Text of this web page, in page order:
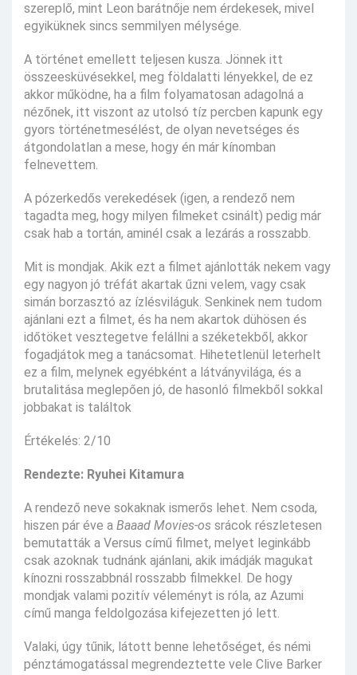
szereplő, mint Leon barátnője nem érdekesek, mivel
egyiküknek sincs semmilyen mélysége.
A történet emellett teljesen kusza. Jönnek itt
összeesküvésekkel, meg földalatti lényekkel, de ez
akkor működne, ha a film folyamatosan adagolná a
nézőnek, itt viszont az utolsó tíz percben kapunk egy
gyors történetmesélést, de olyan nevetséges és
átgondolatlan a mese, hogy én már kínomban
felnevettem.
A pózerkedős verekedések (igen, a rendező nem
tagadta meg, hogy milyen filmeket csinált) pedig már
csak hab a tortán, aminél csak a lezárás a rosszabb.
Mit is mondjak. Akik ezt a filmet ajánlották nekem vagy
egy nagyon jó tréfát akartak űzni velem, vagy csak
simán borzasztó az ízlésviláguk. Senkinek nem tudom
ajánlani ezt a filmet, és ha nem akartok dühösen és
időtöket vesztegetve felállni a széketekből, akkor
fogadjátok meg a tanácsomat. Hihetetlenül leterhelt
ez a film, melynek egyébként a látványvilága, és a
brutalitása meglepően jó, de hasonló filmekből sokkal
jobbakat is találtok
Értékelés: 2/10
Rendezte: Ryuhei Kitamura
A rendező neve sokaknak ismerős lehet. Nem csoda,
hiszen pár éve a Baaad Movies-os srácok részletesen
bemutatták a Versus című filmet, melyet leginkább
csak azoknak tudnánk ajánlani, akik imádják magukat
kínozni rosszabbnál rosszabb filmekkel. De hogy
mondjak valami pozitív véleményt is róla, az Azumi
című manga feldolgozása kifejezetten jó lett.
Valaki, úgy tűnik, látott benne lehetőséget, és némi
pénztámogatással megrendeztette vele Clive Barker